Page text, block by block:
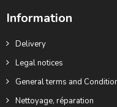
Information
Delivery
Legal notices
General terms and
Nettoyage, réparation